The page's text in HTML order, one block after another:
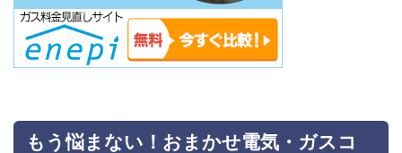
もう悩まない！おまかせ電気・ガスコ